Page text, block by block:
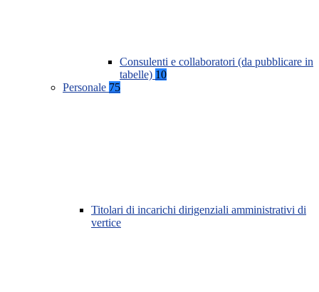
Consulenti e collaboratori (da pubblicare in
tabelle) 10
Personale 75
Titolari di incarichi dirigenziali amministrativi di
vertice